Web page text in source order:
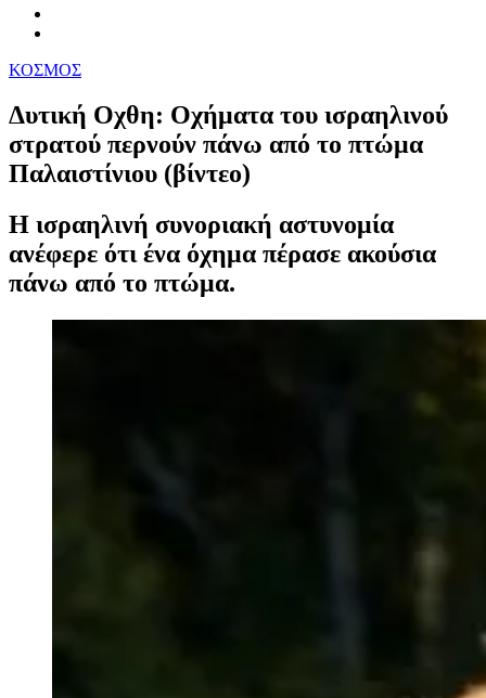
ΚΟΣΜΟΣ
Δυτική Οχθη: Οχήματα του ισραηλινού
στρατού περνούν πάνω από το πτώμα
Παλαιστίνιου (βίντεο)
Η ισραηλινή συνοριακή αστυνομία
ανέφερε ότι ένα όχημα πέρασε ακούσια
πάνω από το πτώμα.